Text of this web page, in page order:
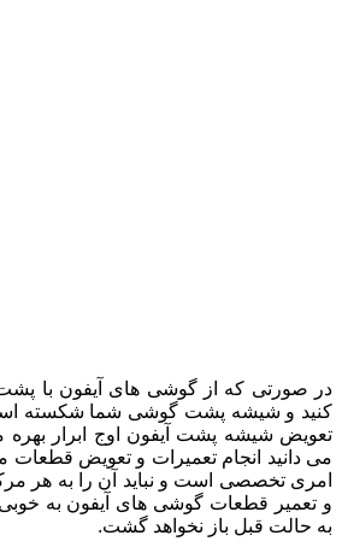
در صورتی که از گوشی های آیفون با
کنید و شیشه پشت گوشی شما شکسته
تعویض شیشه پشت آیفون اوج ابرار
می دانید انجام تعمیرات و تعویض
امری تخصصی است و نباید آن را به هر
و تعمیر قطعات گوشی های آیفون به خوبی
به حالت قبل باز نخواهد گشت.